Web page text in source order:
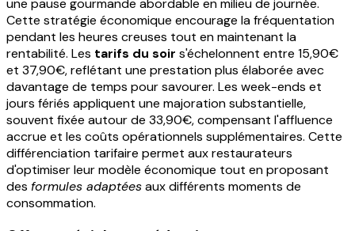
une pause gourmande abordable en milieu de journée.
Cette stratégie économique encourage la fréquentation
pendant les heures creuses tout en maintenant la
rentabilité. Les tarifs du soir s'échelonnent entre 15,90€
et 37,90€, reflétant une prestation plus élaborée avec
davantage de temps pour savourer. Les week-ends et
jours fériés appliquent une majoration substantielle,
souvent fixée autour de 33,90€, compensant l'affluence
accrue et les coûts opérationnels supplémentaires. Cette
différenciation tarifaire permet aux restaurateurs
d'optimiser leur modèle économique tout en proposant
des formules adaptéesaux différents moments de
consommation.